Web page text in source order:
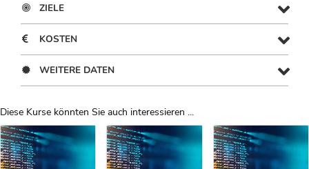
ZIELE
KOSTEN
WEITERE DATEN
Diese Kurse könnten Sie auch interessieren ...
Uber Weiterbildungsvorschläge